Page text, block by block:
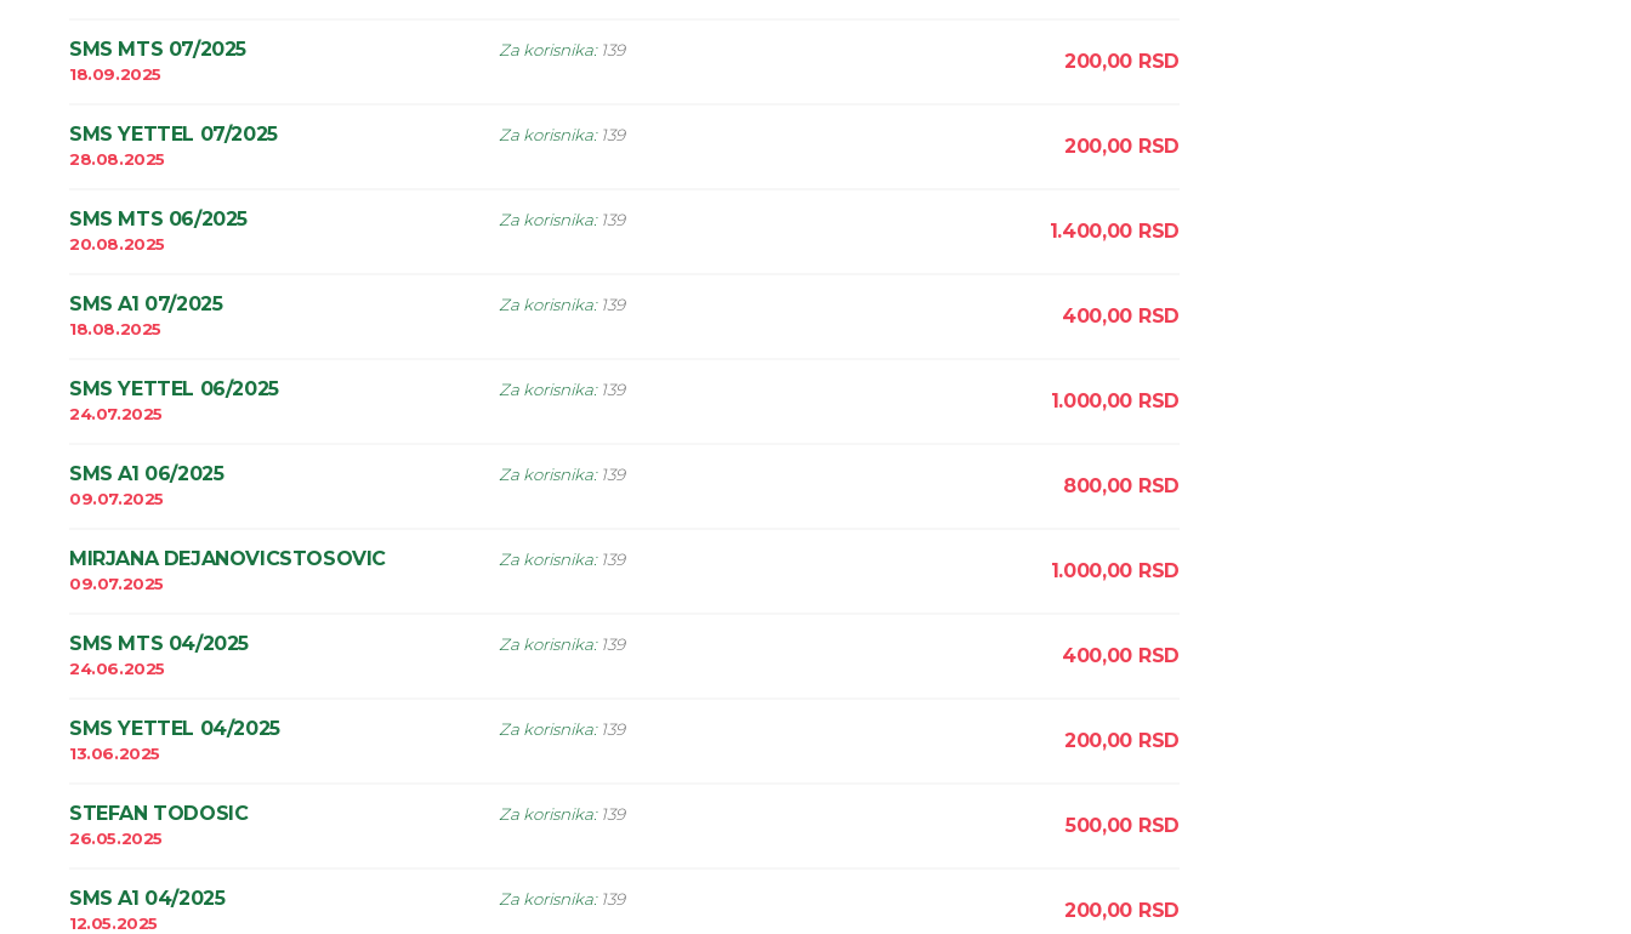
SMS MTS 07/2025
18.09.2025
Za korisnika: 139 200,00 RSD
SMS YETTEL 07/2025
28.08.2025
Za korisnika: 139 200,00 RSD
SMS MTS 06/2025
20.08.2025
Za korisnika: 139 1.400,00 RSD
SMS A1 07/2025
18.08.2025
Za korisnika: 139 400,00 RSD
SMS YETTEL 06/2025
24.07.2025
Za korisnika: 139 1.000,00 RSD
SMS A1 06/2025
09.07.2025
Za korisnika: 139 800,00 RSD
MIRJANA DEJANOVICSTOSOVIC
09.07.2025
Za korisnika: 139 1.000,00 RSD
SMS MTS 04/2025
24.06.2025
Za korisnika: 139 400,00 RSD
SMS YETTEL 04/2025
13.06.2025
Za korisnika: 139 200,00 RSD
STEFAN TODOSIC
26.05.2025
Za korisnika: 139 500,00 RSD
SMS A1 04/2025
12.05.2025
Za korisnika: 139 200,00 RSD